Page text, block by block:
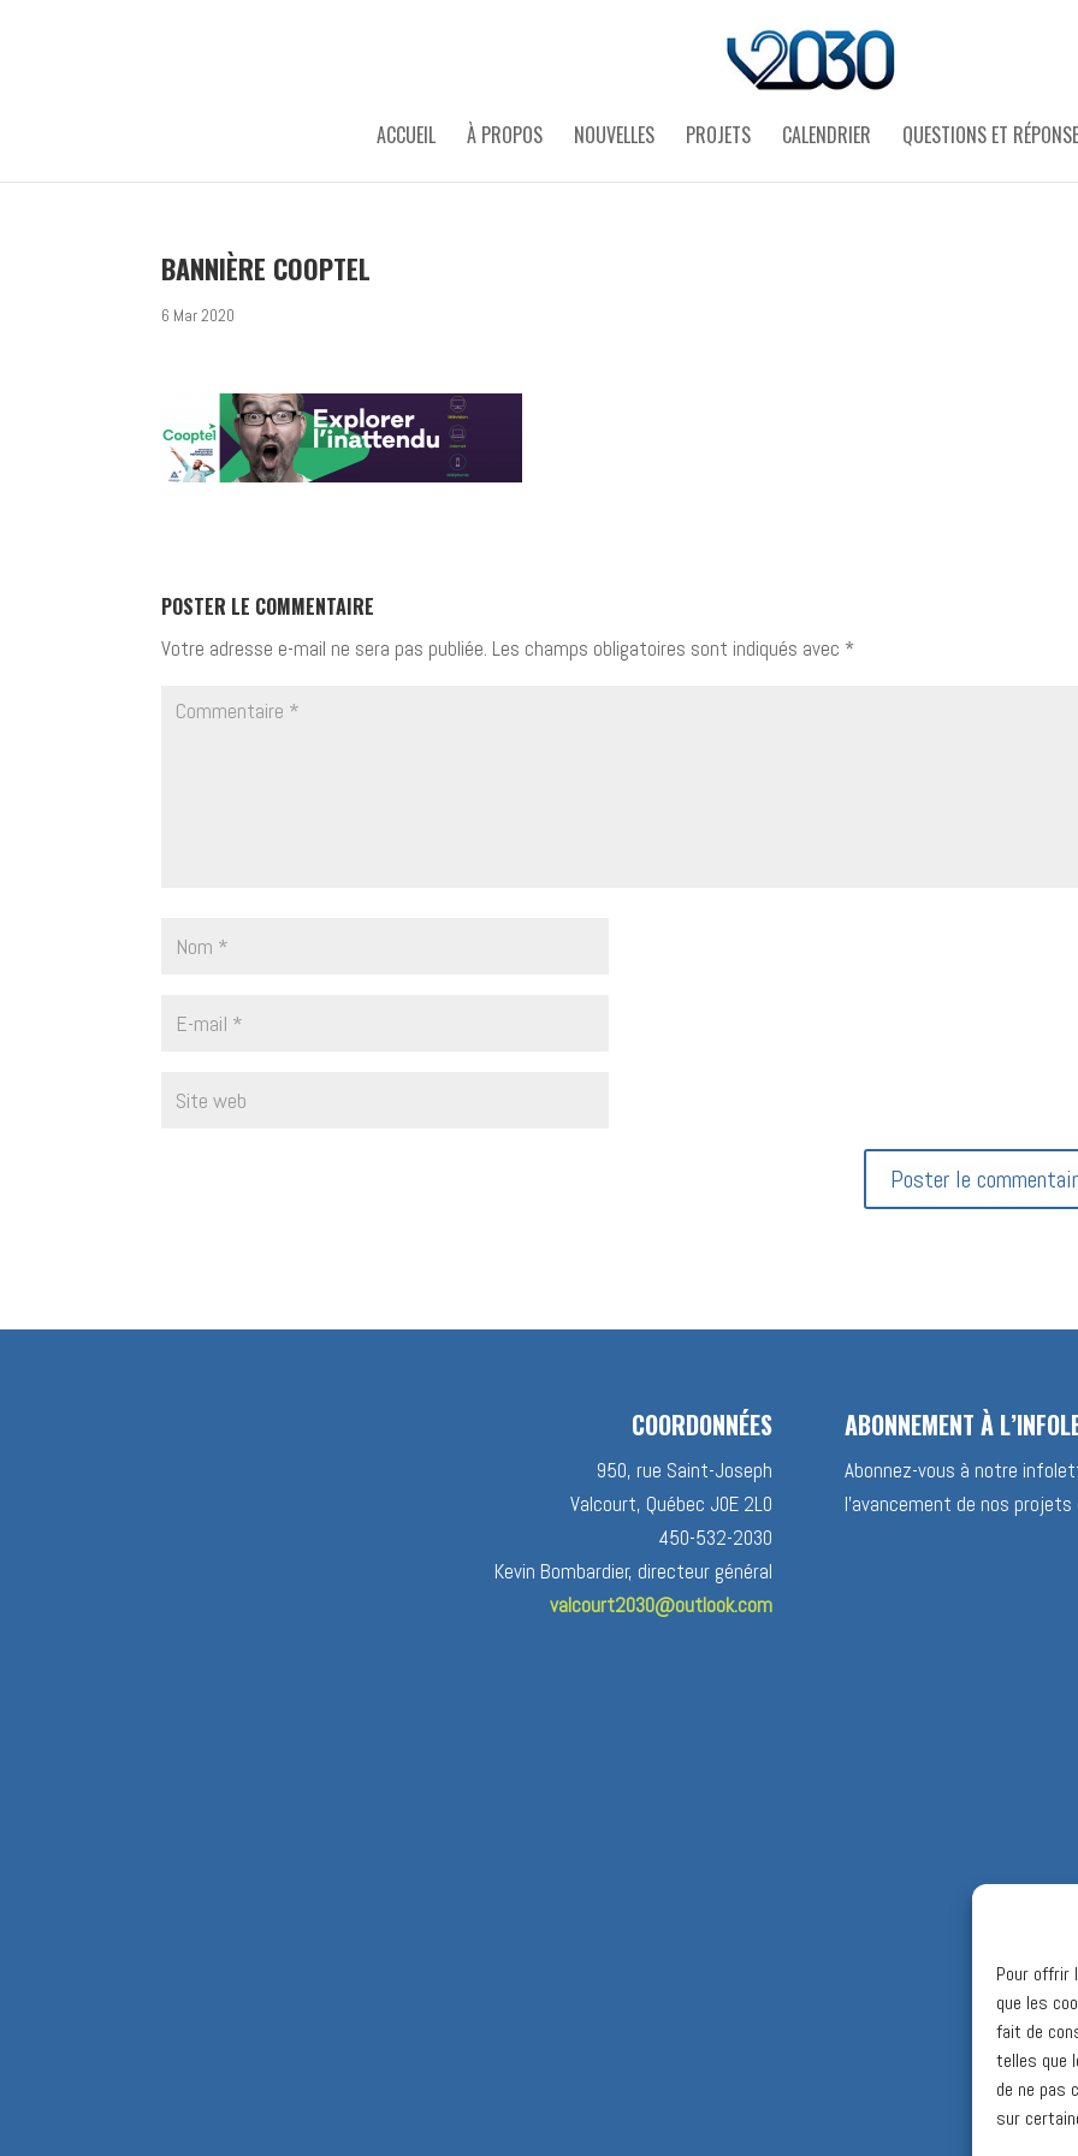
Pour offrir
que les
fait de
telles que
de ne pas
sur
ACCUEIL À PROPOS NOUVELLES PROJETS CALENDRIER QUESTIONS ET
BANNIÈRE COOPTEL
6 Mar 2020
POSTER LE COMMENTAIRE
Votre adresse e-mail ne sera pas publiée. Les champs obligatoires sont indiqués avec *
COORDONNÉES
950, rue Saint-Joseph
Valcourt, Québec J0E 2L0
450-532-2030
Kevin Bombardier, directeur général
valcourt2030@outlook.com
ABONNEMENT À
Abonnez-vous à notre
l’avancement de nos